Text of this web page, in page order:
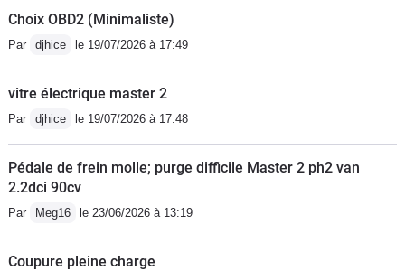
Choix OBD2 (Minimaliste)
Par djhice le 19/07/2026 à 17:49
vitre électrique master 2
Par djhice le 19/07/2026 à 17:48
Pédale de frein molle; purge difficile Master 2 ph2 van
2.2dci 90cv
Par Meg16 le 23/06/2026 à 13:19
Coupure pleine charge